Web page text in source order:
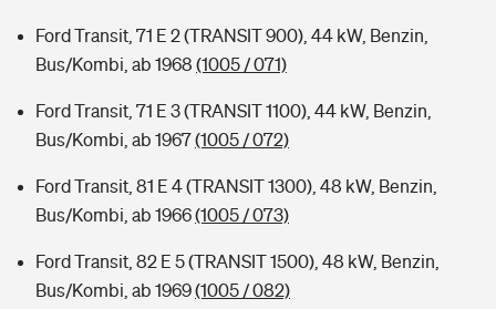
Ford Transit, 71 E 2 (TRANSIT 900), 44 kW, Benzin,
Bus/Kombi, ab 1968 (1005 / 071)
Ford Transit, 71 E 3 (TRANSIT 1100), 44 kW, Benzin,
Bus/Kombi, ab 1967(1005 / 072)
Ford Transit, 81 E 4 (TRANSIT 1300), 48 kW, Benzin,
Bus/Kombi, ab 1966(1005 / 073)
Ford Transit, 82 E 5 (TRANSIT 1500), 48 kW, Benzin,
Bus/Kombi, ab 1969(1005 / 082)